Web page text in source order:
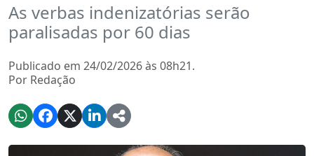
As verbas indenizatórias serão
paralisadas por 60 dias
Publicado em 24/02/2026 às 08h21.
Por Redação